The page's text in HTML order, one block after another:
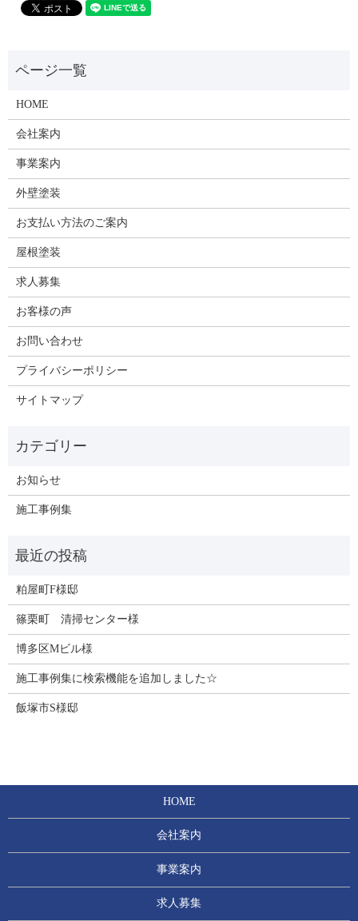
HOME
会社案内
事業案内
外壁塗装
お支払い方法のご案内
屋根塗装
求人募集
お客様の声
お問い合わせ
プライバシーポリシー
サイトマップ
お知らせ
施工事例集
粕屋町F様邸
篠栗町 清掃センター様
博多区Mビル様
施工事例集に検索機能を追加しました☆
飯塚市S様邸
HOME
会社案内
事業案内
求人募集